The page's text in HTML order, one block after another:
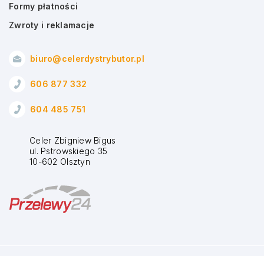
Formy płatności
Zwroty i reklamacje
biuro@celerdystrybutor.pl
606 877 332
604 485 751
Celer Zbigniew Bigus
ul. Pstrowskiego 35
10-602 Olsztyn